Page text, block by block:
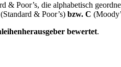
& Poor’s, die alphabetisch
(Standard & Poor’s) bzw. C
bewertet.